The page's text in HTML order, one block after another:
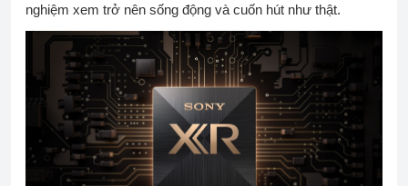
nghiệm xem trở nên sống động và cuốn hút như thật.